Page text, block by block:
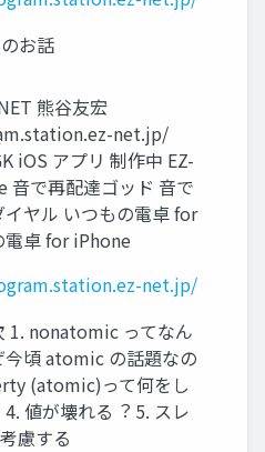
お話
熊⾕友宏
net.jp/
iOS アプリ 制作中 EZ-
⾳で再配達ゴッド ⾳で
ヤル いつもの電卓 for
電卓 for iPhone
net.jp/
1. nonatomic ってなん
今頃 atomic の話題なの
(atomic)って何をし
値が壊れる︖ 5. スレ
慮する